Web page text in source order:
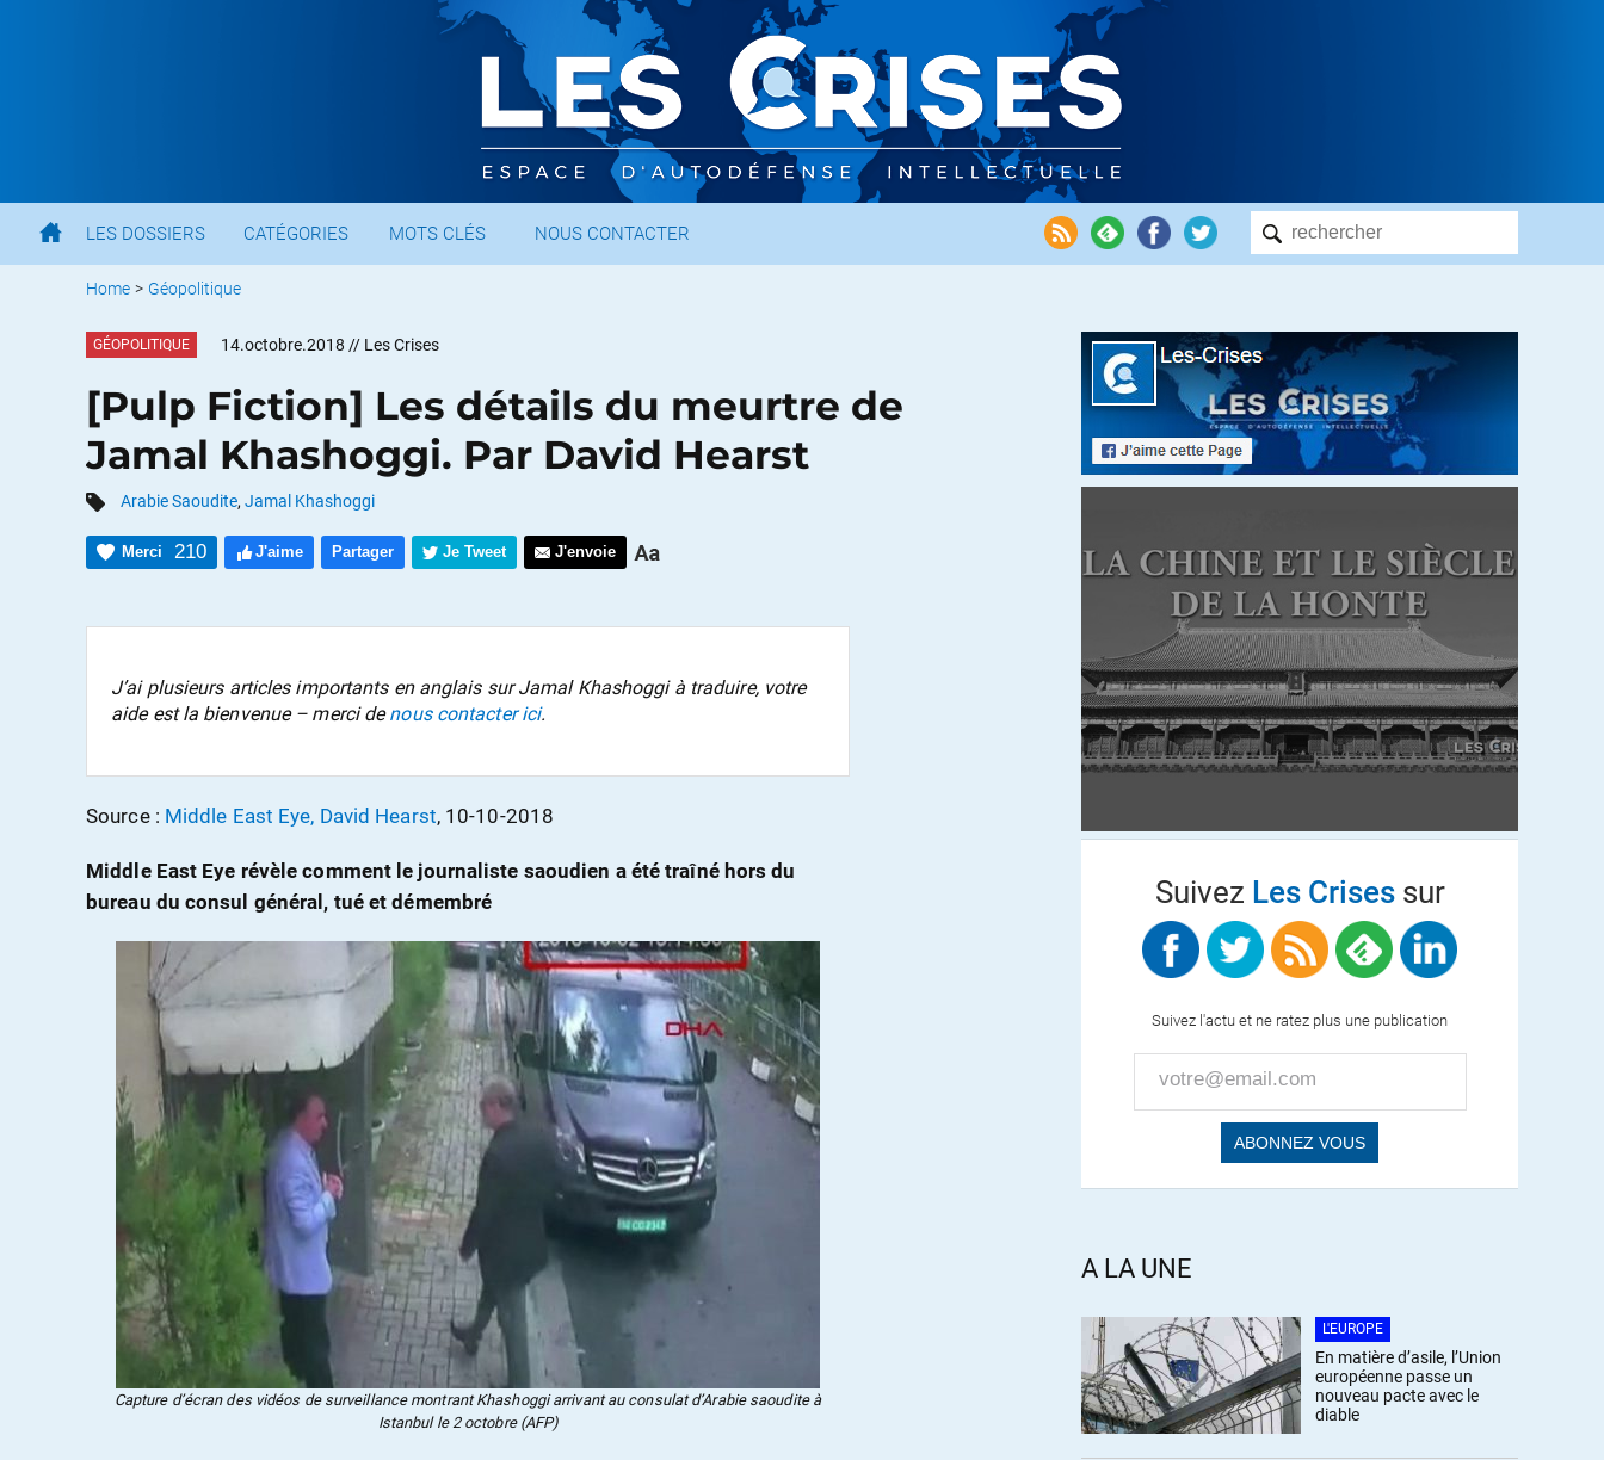
LES DOSSIERS CATÉGORIES MOTS CLÉS NOUS CONTACTER
Home > Géopolitique
GÉOPOLITIQUE 14.octobre.2018 // Les Crises
[Pulp Fiction] Les détails du meurtre de
Jamal Khashoggi. Par David Hearst
Arabie Saoudite, Jamal Khashoggi
Merci 210 J'aime Partager Je Tweet J'envoie
J’ai plusieurs articles importants en anglais sur Jamal Khashoggi à traduire, votre
aide est la bienvenue – merci denous contacter ici.
Source : Middle East Eye, David Hearst, 10-10-2018
Middle East Eye révèle comment le journaliste saoudien a été traîné hors du
bureau du consul général, tué et démembré
Capture d’écran des vidéos de surveillance montrant Khashoggi arrivant au consulat d’Arabie saoudite à
Istanbul le 2 octobre (AFP)
Suivez Les Crisessur
Suivez l'actu et ne ratez plus une publication
A LA UNE
L'EUROPE
En matière d’asile, l’Union
européenne passe un
nouveau pacte avec le
diable